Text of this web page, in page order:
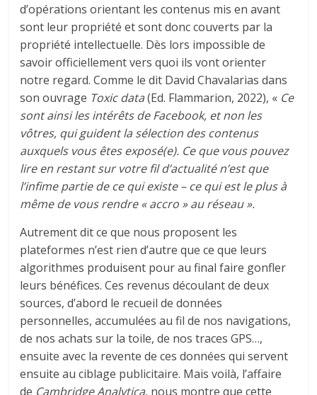
d’opérations orientant les contenus mis en avant
sont leur propriété et sont donc couverts par la
propriété intellectuelle. Dès lors impossible de
savoir officiellement vers quoi ils vont orienter
notre regard. Comme le dit David Chavalarias dans
son ouvrage Toxic data(Ed. Flammarion, 2022), « Ce
sont ainsi les intérêts de Facebook, et non les
vôtres, qui guident la sélection des contenus
auxquels vous êtes exposé(e). Ce que vous pouvez
lire en restant sur votre fil d’actualité n’est que
l’infime partie de ce qui existe – ce qui est le plus à
même de vous rendre « accro » au réseau ».
Autrement dit ce que nous proposent les
plateformes n’est rien d’autre que ce que leurs
algorithmes produisent pour au final faire gonfler
leurs bénéfices. Ces revenus découlant de deux
sources, d’abord le recueil de données
personnelles, accumulées au fil de nos navigations,
de nos achats sur la toile, de nos traces GPS…,
ensuite avec la revente de ces données qui servent
ensuite au ciblage publicitaire. Mais voilà, l’affaire
de Cambridge Analytica, nous montre que cette